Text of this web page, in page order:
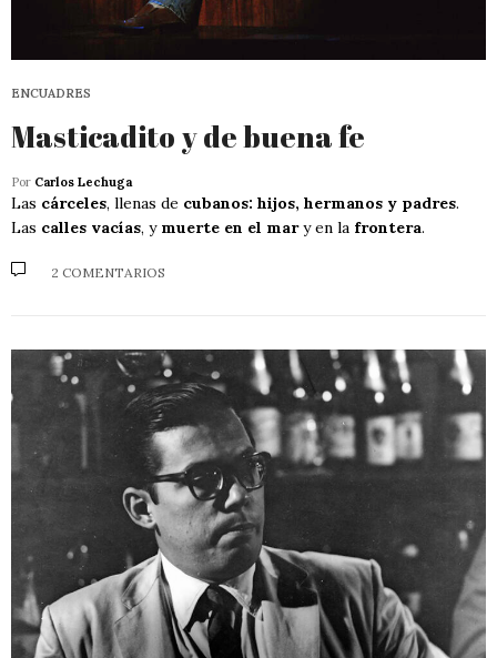
ENCUADRES
Masticadito y de buena fe
Por Carlos Lechuga
Las cárceles, llenas de cubanos: hijos, hermanos y padres.
Las calles vacías, y muerte en el mary en la frontera.
2 COMENTARIOS